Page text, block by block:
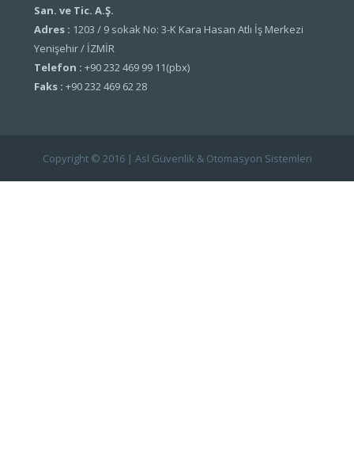
San. ve Tic. A.Ş.
Adres : 1203 / 9 sokak No: 3-K Kara Hasan Atlı İş Merkezi
Yenişehir / İZMİR
Telefon : +90 232 469 99 11(pbx)
Faks : +90 232 469 62 28
Copyright © 2016 | Asl Güvenlik & Otomasyon Sistemleri